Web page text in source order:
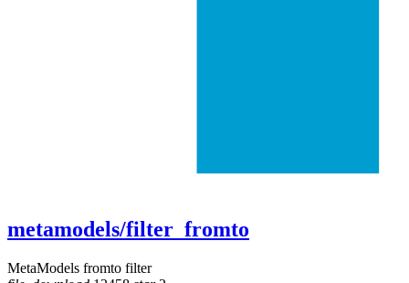
metamodels/filter_fromto
MetaModels fromto filter